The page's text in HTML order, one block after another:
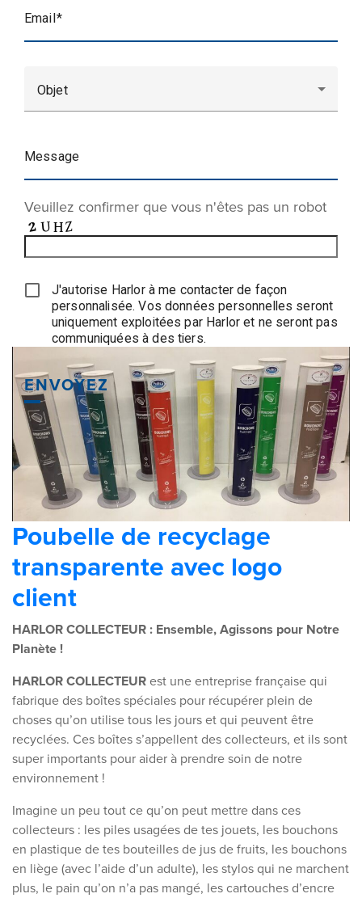
Email
Objet
Message
Veuillez confirmer que vous n'êtes pas un robot
J'autorise Harlor à me contacter de façon
personnalisée. Vos données personnelles seront
uniquement exploitées par Harlor et ne seront pas
communiquées à des tiers.
ENVOYEZ
Poubelle de recyclage
transparente avec logo
client
HARLOR COLLECTEUR : Ensemble, Agissons pour Notre
Planète !
HARLOR COLLECTEUR est une entreprise française qui
fabrique des boîtes spéciales pour récupérer plein de
choses qu’on utilise tous les jours et qui peuvent être
recyclées. Ces boîtes s’appellent des collecteurs, et ils sont
super importants pour aider à prendre soin de notre
environnement !
Imagine un peu tout ce qu’on peut mettre dans ces
collecteurs : les piles usagées de tes jouets, les bouchons
en plastique de tes bouteilles de jus de fruits, les bouchons
en liège (avec l’aide d’un adulte), les stylos qui ne marchent
plus, le pain qu’on n’a pas mangé, les cartouches d’encre